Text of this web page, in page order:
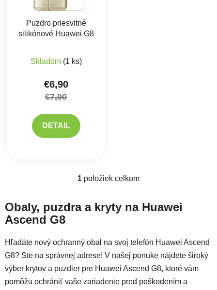
Puzdro priesvitné
silikónové Huawei G8
Skladom (1 ks)
€6,90
€7,90
DETAIL
Ovládacie prvky výpisu
1 položiek celkom
Obaly, puzdra a kryty na Huawei
Ascend G8
Hľadáte nový ochranný obal na svoj telefón Huawei Ascend
G8? Ste na správnej adrese! V našej ponuke nájdete široký
výber krytov a puzdier pre Huawei Ascend G8, ktoré vám
pomôžu ochrániť vaše zariadenie pred poškodením a